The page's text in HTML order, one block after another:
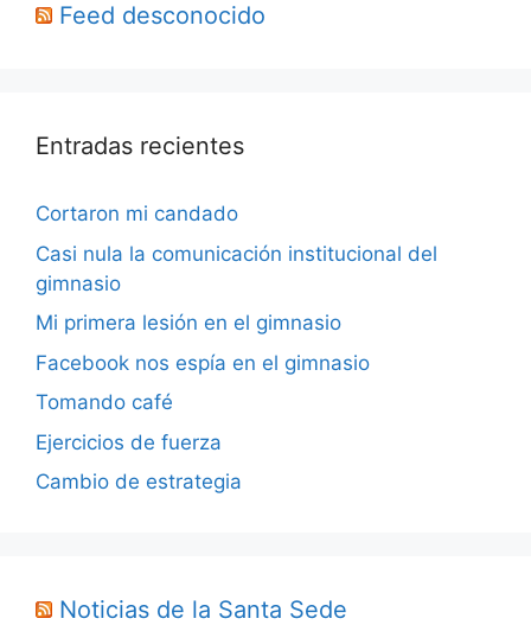
Feed desconocido
Entradas recientes
Cortaron mi candado
Casi nula la comunicación institucional del
gimnasio
Mi primera lesión en el gimnasio
Facebook nos espía en el gimnasio
Tomando café
Ejercicios de fuerza
Cambio de estrategia
Noticias de la Santa Sede